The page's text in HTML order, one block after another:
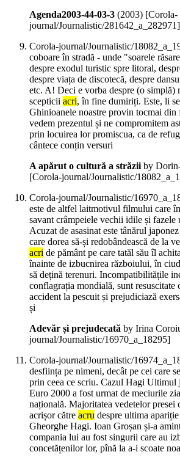
Agenda2003-44-03-3 (2003) [Corola-
journal/Journalistic/281642_a_282971]
Corola-journal/Journalistic/
coboare în stradă - unde "soarele
despre exodul turistic spre litoral,
despre viața de discotecă, despre
etc. A! Deci e vorba despre (o simplă)
scepticii acri, în fine dumiriți. Este, li
Ghinioanele noastre provin tocmai din
vedem prezentul și ne compromitem
prin locuirea lor promiscua, ca de
cântece conțin versuri
A apărut o cultură a străziiby
[Corola-journal/Journalistic/
Corola-journal/Journalistic/
este de altfel laitmotivul filmului care
savant crâmpeiele vechii idile și fazele
Acuzat de asasinat este tânărul
care dorea să-și redobândească de la
acri de pământ pe care tatăl său îl
înainte de izbucnirea războiului, în
să dețină terenuri. Incompatibilitățile
conflagrația mondială, sunt resuscitate
accident la pescuit și prejudiciază
și
Adevăr și prejudecată by Irina
journal/Journalistic/16970_a_18295]
Corola-journal/Journalistic/
desființa pe nimeni, decât pe cei care
prin ceea ce scriu. Cazul Hagi Ultimul
Euro 2000 a fost urmat de meciurile
națională. Majoritatea vedetelor presei
acrișor către acru despre ultima
Gheorghe Hagi. Ioan Groșan și-a
compania lui au fost singurii care au
concetățenilor lor, pînă la a-i scoate